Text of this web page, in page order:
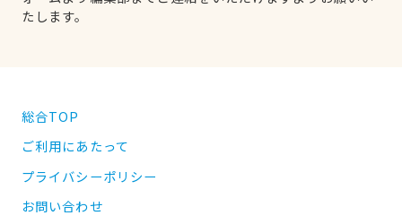
たします。
総合TOP
ご利用にあたって
プライバシーポリシー
お問い合わせ